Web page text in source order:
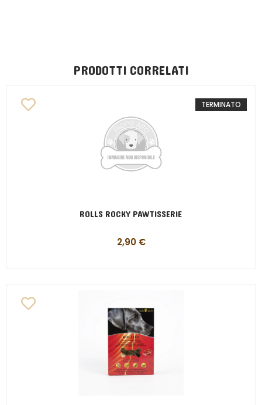
PRODOTTI CORRELATI
TERMINATO
ROLLS ROCKY PAWTISSERIE
2,90 €